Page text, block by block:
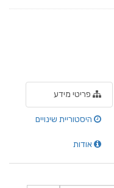
פריטי מידע
היסטוריית שינויים
אודות